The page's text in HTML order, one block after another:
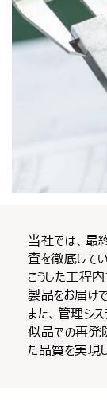
当社では、最
査を徹底してい
こうした工程
製品をお届け
また、管理シ
似品での再発
た品質を実現